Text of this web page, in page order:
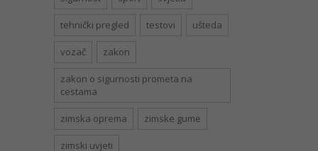
tehnički pregled testovi ušteda
vozač zakon
zakon o sigurnosti prometa na
cestama
zimska oprema zimske gume
zimski uvjeti